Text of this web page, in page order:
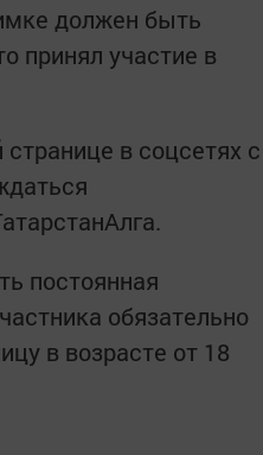
должен быть
принял участие в
в соцсетях с
постоянная
обязательно
в возрасте от 18